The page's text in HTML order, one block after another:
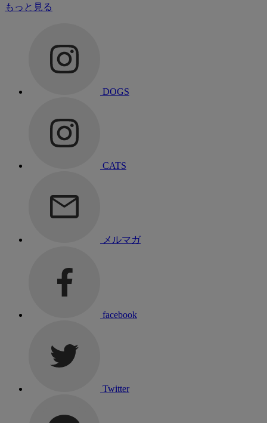
もっと見る
DOGS
CATS
メルマガ
facebook
Twitter